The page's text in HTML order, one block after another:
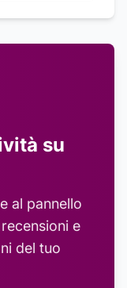
su
al pannello
e
del tuo